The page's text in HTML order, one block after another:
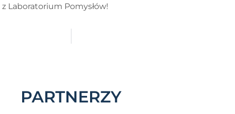
Laboratorium Pomysłów!
PARTNERZY